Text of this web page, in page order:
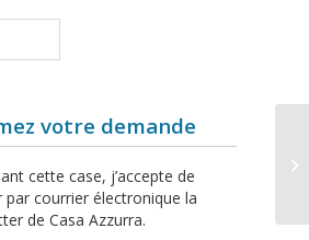
votre demande
cette case, j’accepte de
par courrier électronique la
de Casa Azzurra.